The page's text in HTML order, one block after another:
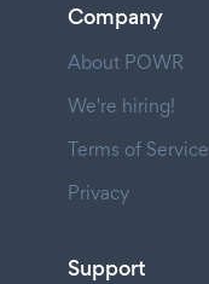
Company
About POWR
We're hiring!
Terms of Service
Privacy
Support